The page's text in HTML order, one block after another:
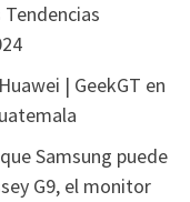
Tendencias
| GeekGT en
Samsung puede
G9, el monitor